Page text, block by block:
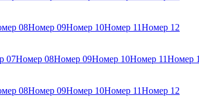
08Номер 09Номер 10Номер 11Номер 12
07Номер 08Номер 09Номер 10Номер 11Номер
08Номер 09Номер 10Номер 11Номер 12